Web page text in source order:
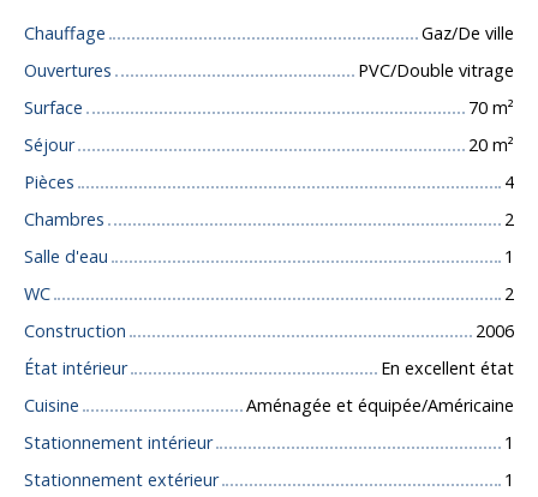
Chauffage
Gaz/De ville
Ouvertures
PVC/Double vitrage
Surface
70 m²
Séjour
20 m²
Pièces
4
Chambres
2
Salle d'eau
1
WC
2
Construction
2006
État intérieur
En excellent état
Cuisine
Aménagée et équipée/Américaine
Stationnement intérieur
1
Stationnement extérieur
1